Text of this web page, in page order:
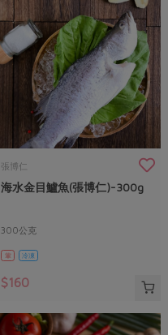
張博仁
海水金目鱸魚(張博仁)-300g
300公克
葷 冷凍
$160